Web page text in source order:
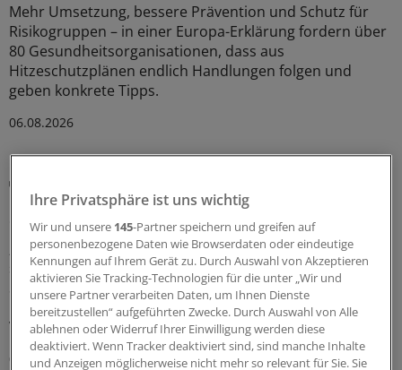
Mehr Umsetzung, bessere Prävention und Schutz für
Risikogruppen – in einer Europa-Erklärung fordern über
80 Gesundheitsorganisationen, dass aus
Hitzeschutzplänen endlich Handlungen folgen und
geben konkrete Tipps.
06.08.2026
Blaualgen in Badeseen: Was für Ärzte rund um
das Thema Cyanobakterien wichtig ist
„Badeverbot wegen Blaualgen“ – diese Warnhinweise
sind an einigen deutschen Badeseen zu finden. Welche
Symptome weisen auf eine Vergiftung mit Cyanotoxinen
hin? Und wie gehen Ärzte beim Verdacht auf eine
Vergiftung vor?
06.08.2026
Ihre Privatsphäre ist uns wichtig
Wir und unsere 145-Partner speichern und greifen auf
personenbezogene Daten wie Browserdaten oder eindeutige
Kennungen auf Ihrem Gerät zu. Durch Auswahl von Akzeptieren
aktivieren Sie Tracking-Technologien für die unter „Wir und
unsere Partner verarbeiten Daten, um Ihnen Dienste
bereitzustellen“ aufgeführten Zwecke. Durch Auswahl von Alle
ablehnen oder Widerruf Ihrer Einwilligung werden diese
deaktiviert. Wenn Tracker deaktiviert sind, sind manche Inhalte
und Anzeigen möglicherweise nicht mehr so relevant für Sie. Sie